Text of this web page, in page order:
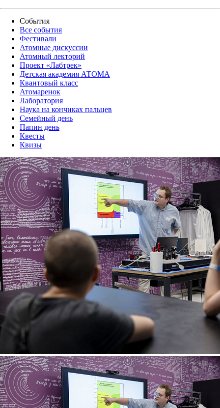
События
Все события
Фестивали
Атомные дискуссии
Атомный лекторий
Проект «Лабтрек»
Детская академия АТОМА
Квантовый класс
Атомаренок
Лаборатория
Наука на кончиках пальцев
Семейный день
Папин день
Квесты
Квизы